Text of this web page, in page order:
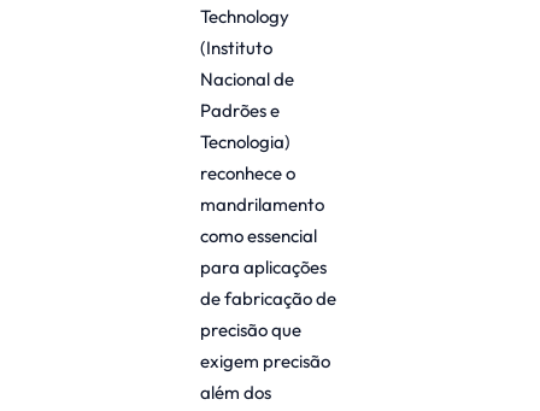
Technology
(Instituto
Nacional de
Padrões e
Tecnologia)
reconhece o
mandrilamento
como essencial
para aplicações
de fabricação de
precisão que
exigem precisão
além dos